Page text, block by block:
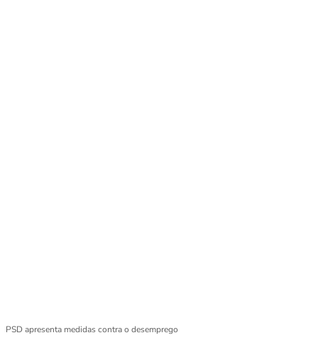
PSD apresenta medidas contra o desemprego